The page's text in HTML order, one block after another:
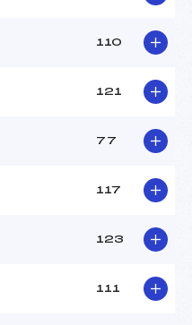
110
121
77
117
123
111